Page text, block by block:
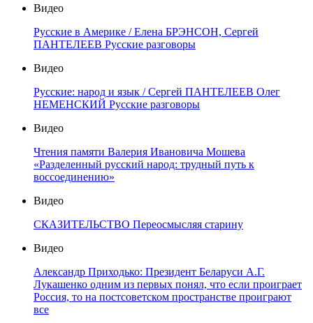
Видео
Русские в Америке / Елена БРЭНСОН, Сергей
ПАНТЕЛЕЕВ Русские разговоры
Видео
Русские: народ и язык / Сергей ПАНТЕЛЕЕВ Олег
НЕМЕНСКИЙ Русские разговоры
Видео
Чтения памяти Валерия Ивановича Мошева
«Разделенный русский народ: трудный путь к
воссоединению»
Видео
СКАЗИТЕЛЬСТВО Переосмысляя старину
Видео
Александр Приходько: Президент Беларуси А.Г.
Лукашенко одним из первых понял, что если проиграет
Россия, то на постсоветском пространстве проиграют
все